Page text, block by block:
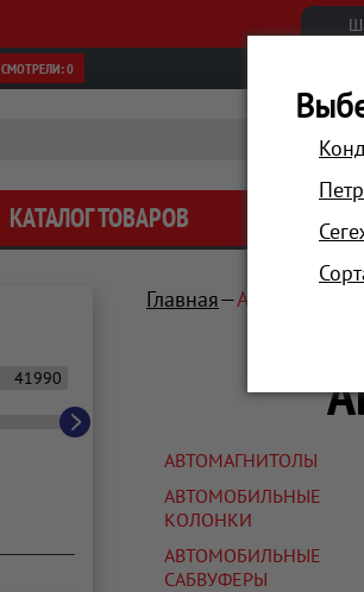
СМОТРЕЛИ:0
КАТАЛОГ ТОВАРОВ АКЦИИ
Главная Автотовары,
АВТОМАГНИТОЛЫ
АВТОМОБИЛЬНЫЕ
КОЛОНКИ
АВТОМОБИЛЬНЫЕ
САБВУФЕРЫ